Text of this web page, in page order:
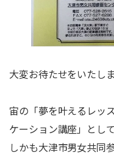
大変お待たせをいたし
宙の「夢を叶えるレッ
ケーション講座」とし
しかも大津市男女共同